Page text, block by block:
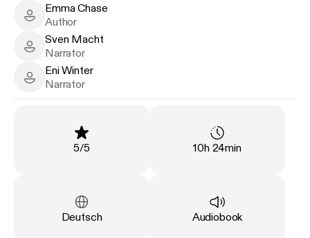
Aber meine Gnadenfrist von fünf Monaten will ich
noch voll auskosten. Und was könnte köstlicher sein
als die Lippen einer selbstbewussten New Yorker
Kellnerin, die nicht den geringsten Respekt vor mir
oder meinem Titel hat?
Emma Chase - Author
Emma Chase
Author
Sven Macht - Narrator
Sven Macht
Narrator
Eni Winter - Narrator
Eni Winter
Narrator
Rating
5/5 Duration:
10h 24min
Language
Deutsch Type:
Audiobook